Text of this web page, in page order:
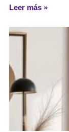
Leer más »